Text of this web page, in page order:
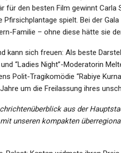
für den besten Film gewinnt
Pfirsichplantage spielt. Bei der
Familie – ohne diese hätte sie
kann sich freuen: Als beste
“Ladies Night”-Moderatorin
Polit-Tragikomödie “Rabiye
um die Freilassung ihres
aus der
unseren kompakten
Erdnahe Asteroiden
Zwischen 876 Und
Groß!…
Admin Mar 10,